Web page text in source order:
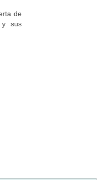
de
y sus